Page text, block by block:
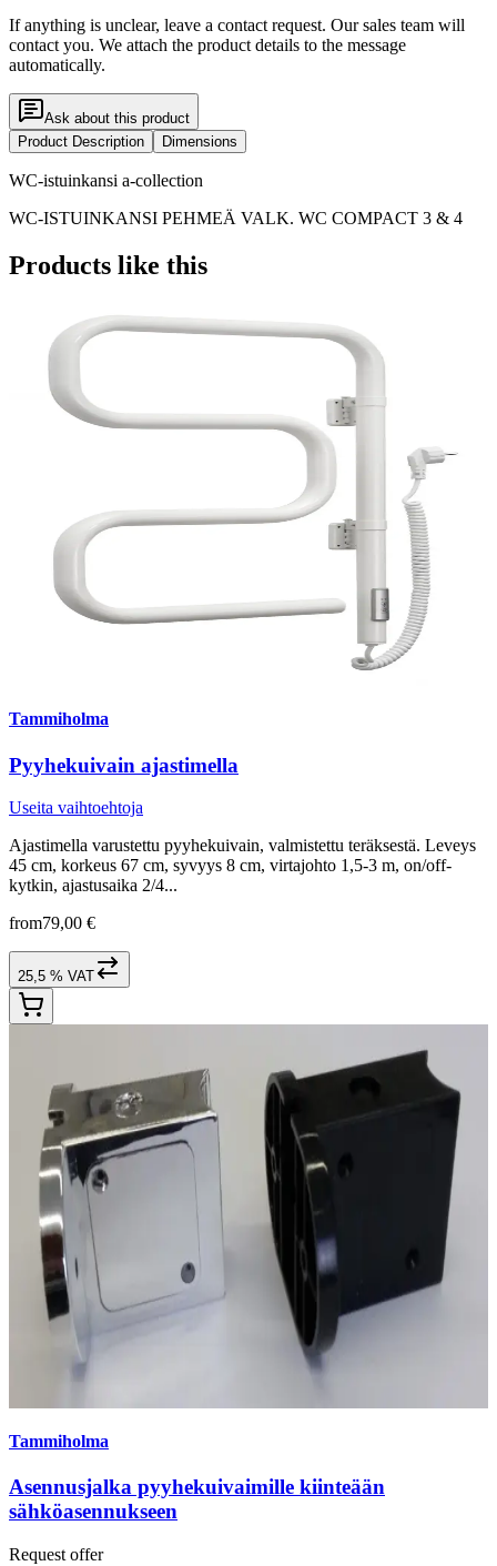
If anything is unclear, leave a contact request. Our sales team will
contact you. We attach the product details to the message
automatically.
Ask about this product
Product Description
Dimensions
WC-istuinkansi a-collection
WC-ISTUINKANSI PEHMEÄ VALK. WC COMPACT 3 & 4
Products like this
Tammiholma
Pyyhekuivain ajastimella
Useita vaihtoehtoja
Ajastimella varustettu pyyhekuivain, valmistettu teräksestä. Leveys
45 cm, korkeus 67 cm, syvyys 8 cm, virtajohto 1,5-3 m, on/off-
kytkin, ajastusaika 2/4...
from79,00 €
25,5 % VAT
Tammiholma
Asennusjalka pyyhekuivaimille kiinteään
sähköasennukseen
Request offer